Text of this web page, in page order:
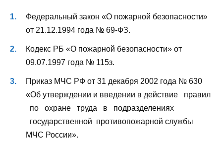
Федеральный закон «О пожарной безопасности»
от 21.12.1994 года № 69-ФЗ.
Кодекс РБ «О пожарной безопасности» от
09.07.1997 года № 115з.
Приказ МЧС РФ от 31 декабря 2002 года № 630
«Об утверждении и введении в действие правил
по охране труда в подразделениях
государственной противопожарной службы
МЧС России».